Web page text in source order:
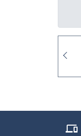
phonelink